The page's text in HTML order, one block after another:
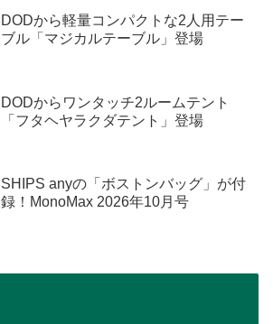
DODから軽量コンパクトな2人用テー
ブル「マジカルテーブル」登場
DODからワンタッチ2ルームテント
「フタヘヤラクダテント」登場
SHIPS anyの「ボストンバッグ」が付
録！MonoMax 2026年10月号